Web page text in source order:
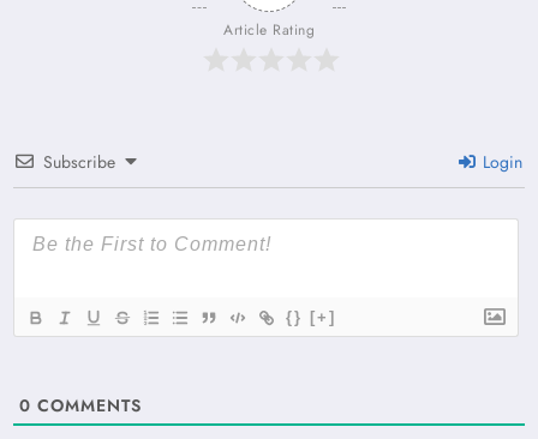
Article Rating
Subscribe Login
{} [+]
0 COMMENTS